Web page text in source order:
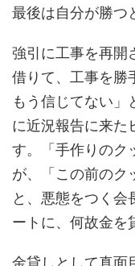
最後は自分が勝つ
強引に工事を再開
借りて、工事を勝
もう信じてない
に近況報告に来た
す。「手作りのク
が、「この前のク
と、悪態をつく
ートに、何故金を
金貸しとして真面